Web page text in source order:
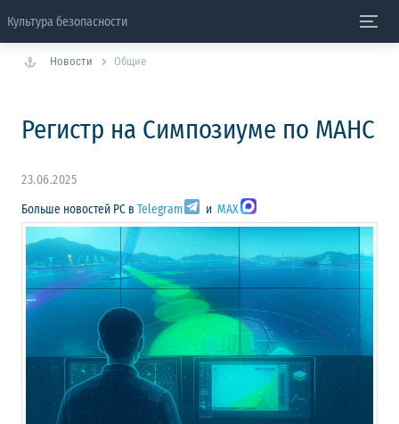
Культура безопасности
Новости Общие
Регистр на Симпозиуме по МАНС
23.06.2025
Больше новостей РС в Telegram и MAX